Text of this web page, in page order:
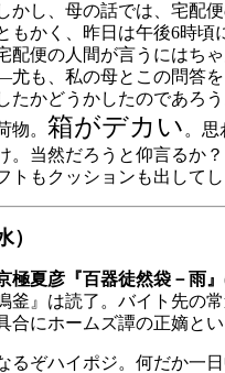
かし、母の話では、宅配
もかく、昨日は午後6時
配便の人間が言うにはち
も、私の母とこの問答を
たかどうかしたのであろ
。 箱がデカい 。思
。当然だろうと仰言るか
トもクッションも出して
）
極夏彦『百器徒然袋－雨
釜』は読了。バイト先の
合にホームズ譚の正嫡と
ぞハイポジ。何だか一日